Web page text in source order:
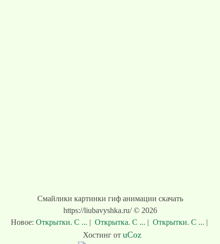
Смайлики картинки гиф анимации скачать
https://liubavyshka.ru/ © 2026
Новое: Открытки. С ... | Открытка. С ... | Открытки. С ... |
Хостинг от uCoz